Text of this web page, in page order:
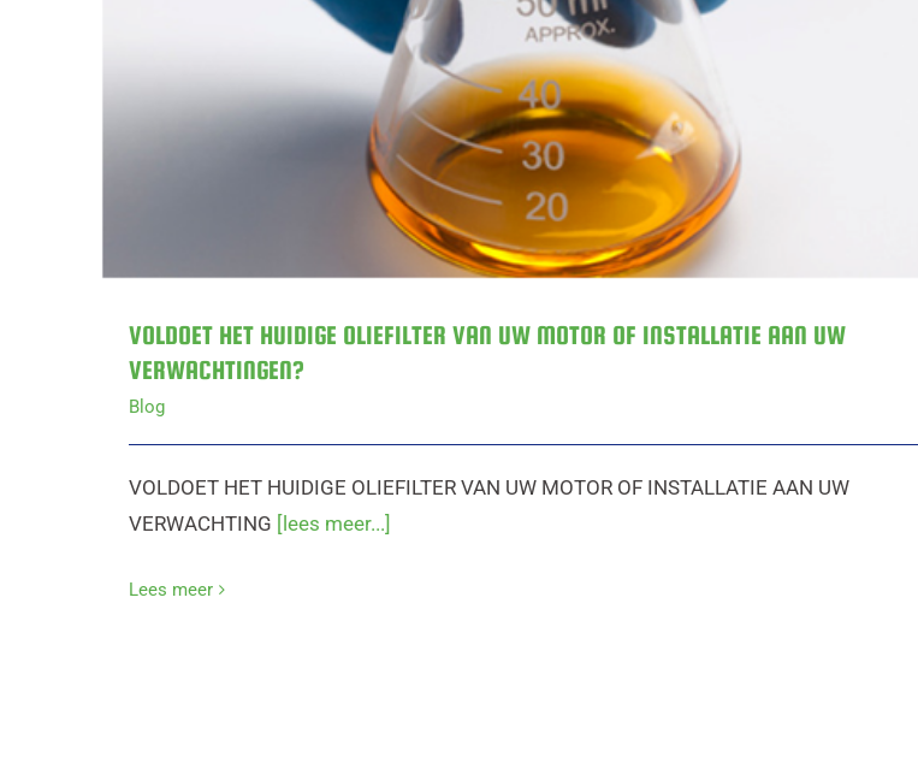
VOLDOET HET HUIDIGE OLIEFILTER VAN UW MOTOR OF INSTALLATIE AAN
UW VERWACHTINGEN?
VOLDOET HET HUIDIGE OLIEFILTER VAN UW MOTOR OF INSTALLATIE AAN UW
VERWACHTINGEN?
Blog
VOLDOET HET HUIDIGE OLIEFILTER VAN UW MOTOR OF INSTALLATIE AAN UW
VERWACHTING [lees meer...]
Lees meer